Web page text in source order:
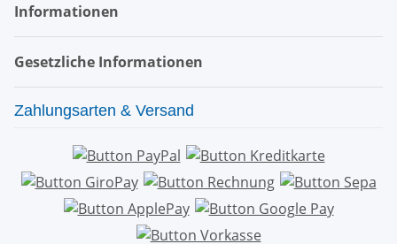
Informationen
Gesetzliche Informationen
Zahlungsarten & Versand